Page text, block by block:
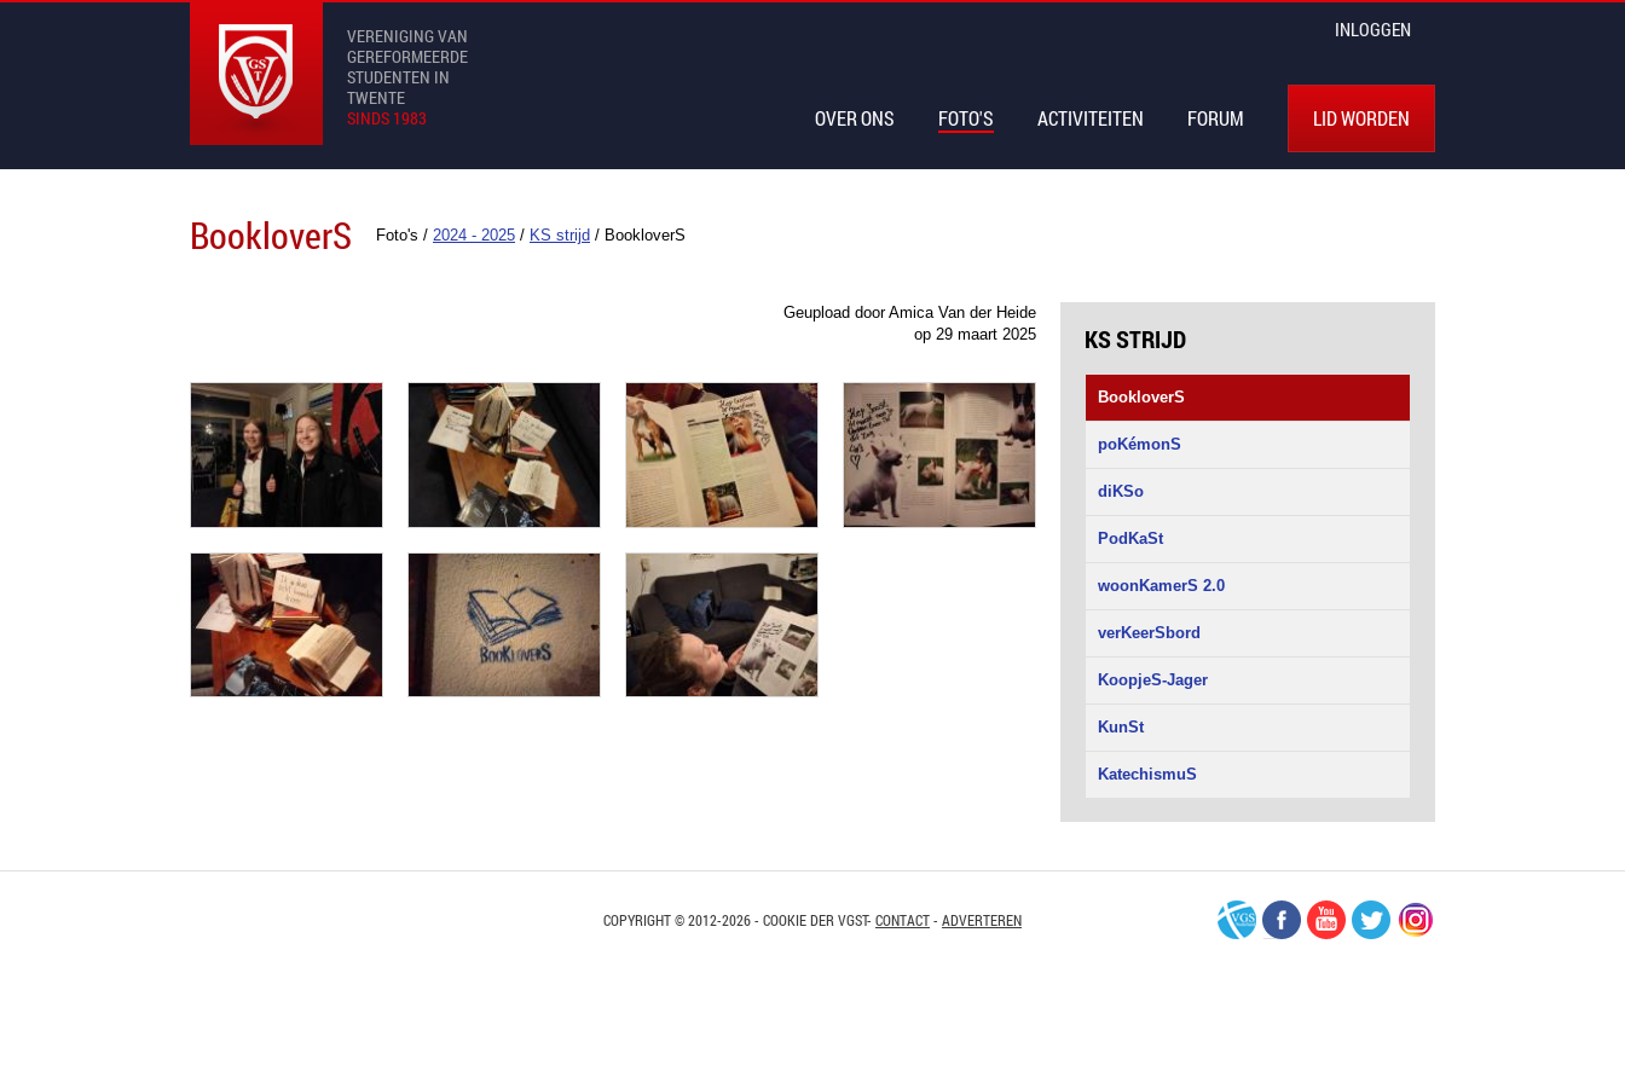
VERENIGING VAN
GEREFORMEERDE
STUDENTEN IN
TWENTE
SINDS 1983
INLOGGEN
OVER ONS FOTO'S ACTIVITEITEN FORUM LID WORDEN
BookloverS Foto's / 2024 - 2025 / KS strijd / BookloverS
Geupload door Amica Van der Heide
op 29 maart 2025 KS STRIJD
BookloverS
poKémonS
diKSo
PodKaSt
woonKamerS 2.0
verKeerSbord
KoopjeS-Jager
KunSt
KatechismuS
COPYRIGHT © 2012-2026 - COOKIE DER VGST- CONTACT- ADVERTEREN